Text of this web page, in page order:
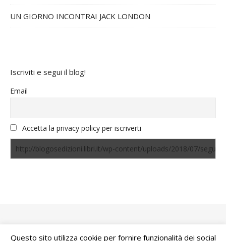
UN GIORNO INCONTRAI JACK LONDON
Iscriviti e segui il blog!
Email
Accetta la privacy policy per iscriverti
Questo sito utilizza cookie per fornire funzionalità dei social